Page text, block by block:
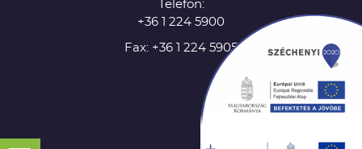
Telefon:
+36 1 224 5900
Fax: +36 1 224 5905